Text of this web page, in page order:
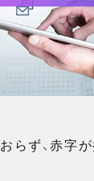
らず、赤字